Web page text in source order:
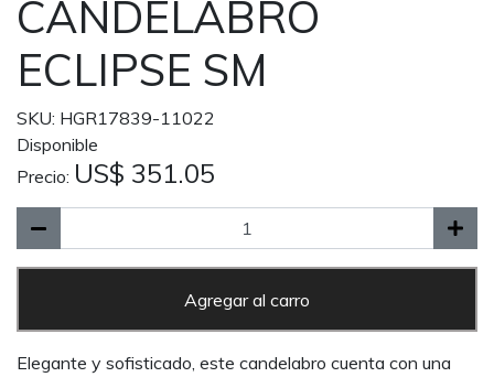
CANDELABRO
ECLIPSE SM
SKU: HGR17839-11022
Disponible
Precio: US$ 351.05
Agregar al carro
Elegante y sofisticado, este candelabro cuenta con una